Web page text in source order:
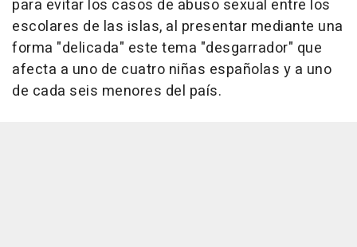
para evitar los casos de abuso sexual entre los
escolares de las islas, al presentar mediante una
forma "delicada" este tema "desgarrador" que
afecta a uno de cuatro niñas españolas y a uno
de cada seis menores del país.